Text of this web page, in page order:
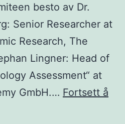
besto av Dr.
Senior Researcher at
Research, The
Lingner: Head of
Assessment“ at
GmbH.… Fortsett å